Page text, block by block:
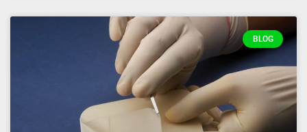
BLOG